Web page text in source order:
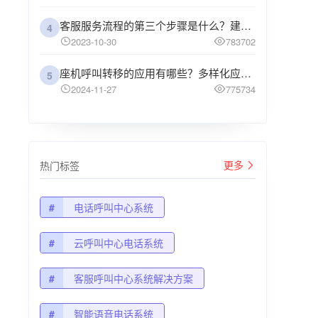
4 客服服务流程的第三个步骤是什么？建议企业阅读
2023-10-30 783702
5 座机呼叫转移的应用有哪些？多样化应用场景解析
2024-11-27 775734
热门标签 更多
# 电话呼叫中心系统
# 云呼叫中心电话系统
# 客服呼叫中心系统解决方案
# 智能语音电话系统